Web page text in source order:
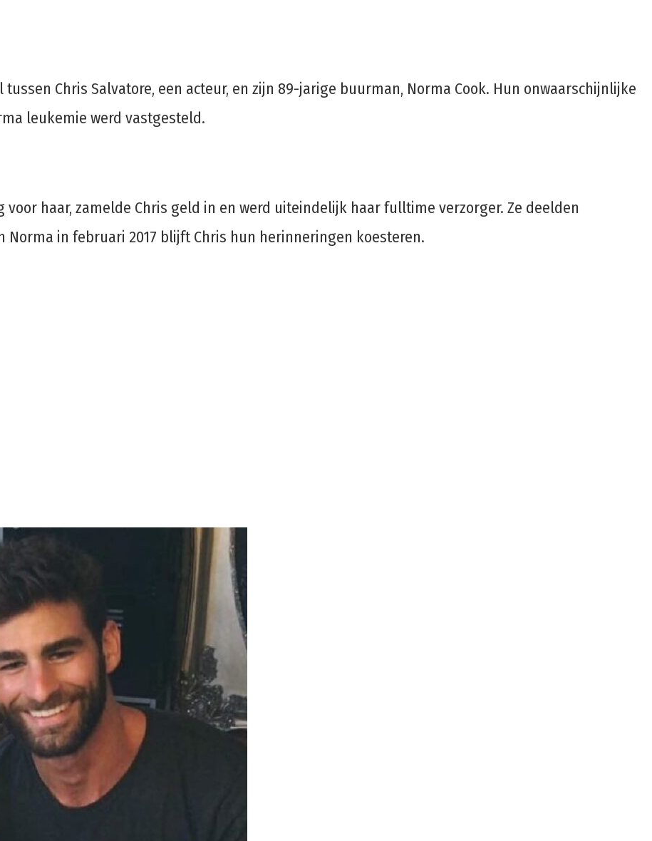
Chris Salvatore, een acteur, en zijn 89-jarige buurman, Norma Cook. Hun onwaarschijnlijke
leukemie werd vastgesteld.
haar, zamelde Chris geld in en werd uiteindelijk haar fulltime verzorger. Ze deelden
in februari 2017 blijft Chris hun herinneringen koesteren.